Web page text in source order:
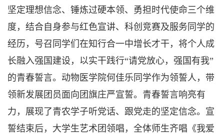
坚定理想信念、锤炼过硬本领、勇担时代使命三个维
度，结合自身参与红色宣讲、科创竞赛及服务同学的
经历，号召同学们在知行合一中增长才干，将个人成
长融入强国建设，以实干践行“请党放心，强国有我”
的青春誓言。动物医学院何佳乐同学作为领誓人，带
领新发展团员面向团旗庄严宣誓。青春誓言响亮有
力，展现了青农学子听党话、跟党走的坚定信念。宣
誓结束后，大学生艺术团领唱，全体师生齐唱《我爱